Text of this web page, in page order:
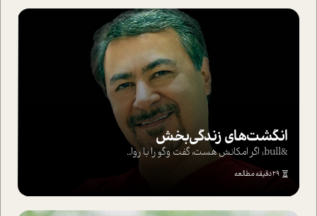
انگشت‌های‌ زندگی‌بخش
&bull; اگر امکانش هست، گفت وگو را با روا...
29 دقیقه مطالعه